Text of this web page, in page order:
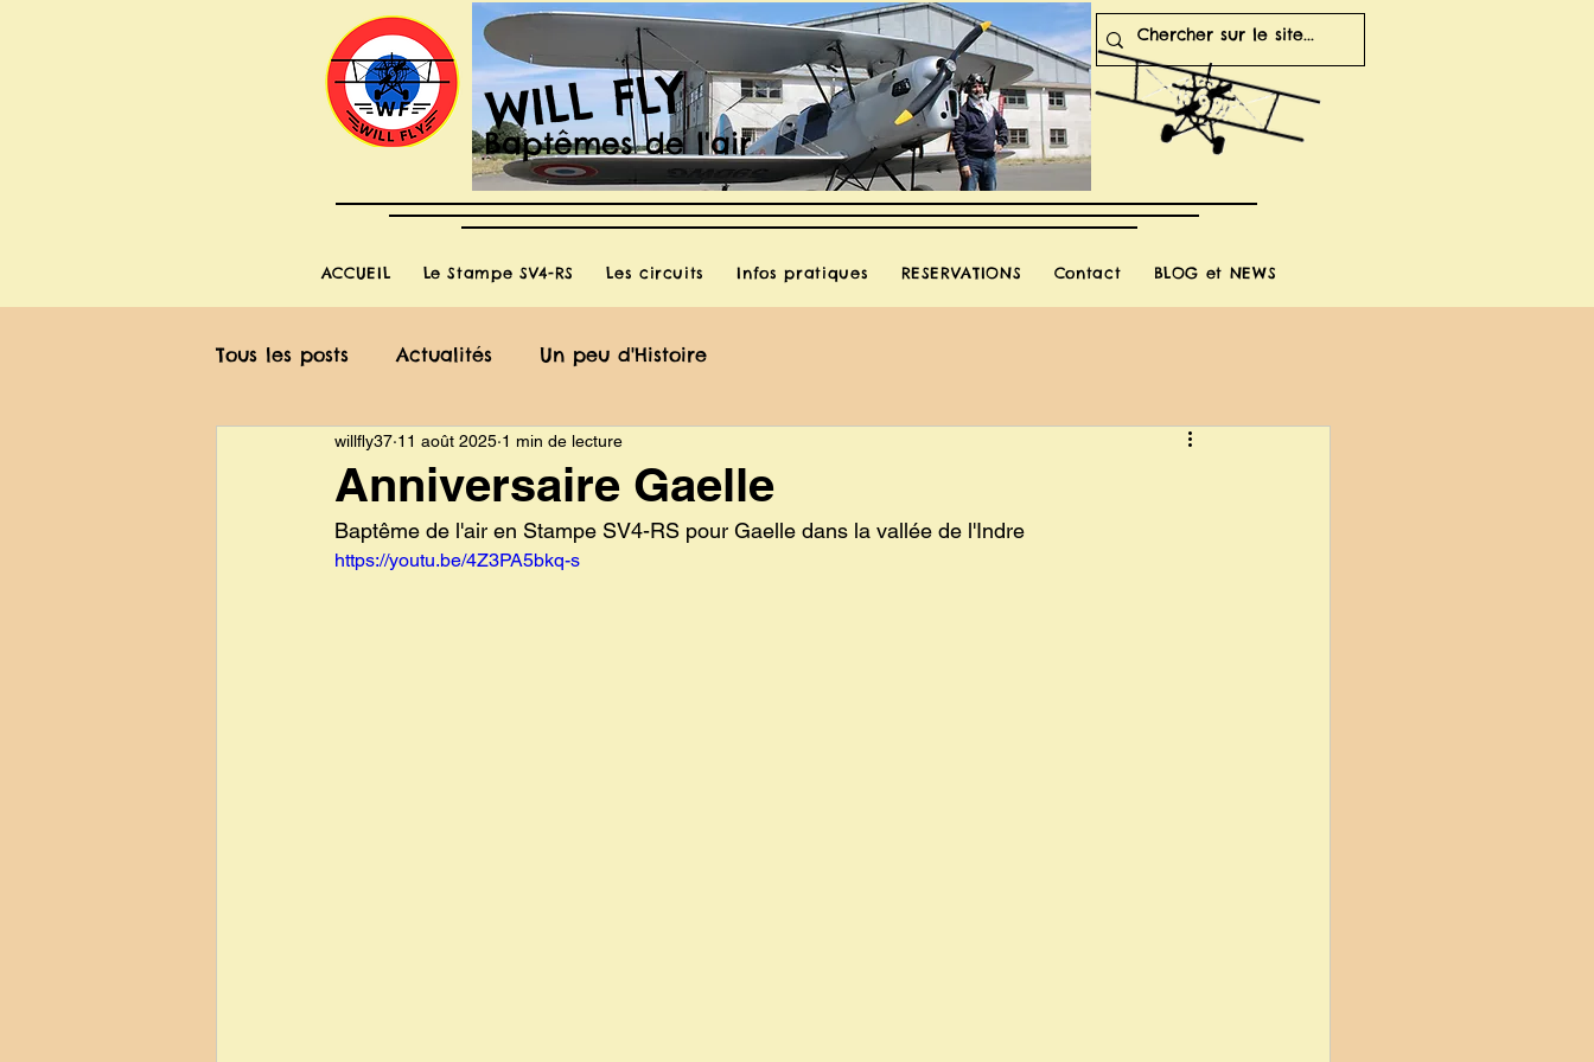
WILL FLY
Baptêmes de l'air
ACCUEIL Le Stampe SV4-RS Les circuits Infos pratiques RESERVATIONS Contact BLOG et NEWS
Tous les posts Actualités Un peu d'Histoire
Anniversaire Gaelle
willfly37 11 août 2025 1 min de lecture
Baptême de l'air en Stampe SV4-RS pour Gaelle dans la vallée de l'Indre
https://youtu.be/4Z3PA5bkq-s